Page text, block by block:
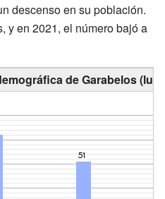
descenso en su población.
y en 2021, el número bajó a
de Garabelos